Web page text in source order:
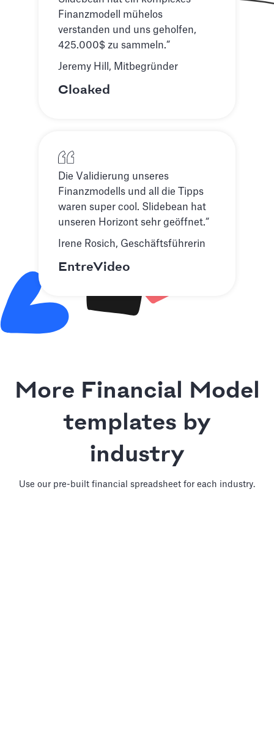
Finanzmodell mühelos
verstanden und uns geholfen,
425.000$ zu sammeln.“
Jeremy Hill, Mitbegründer
Cloaked
Die Validierung unseres
Finanzmodells und all die Tipps
waren super cool. Slidebean hat
unseren Horizont sehr geöffnet.“
Irene Rosich, Geschäftsführerin
EntreVideo
More Financial Model
templates by
industry
Use our pre-built financial spreadsheet for each industry.